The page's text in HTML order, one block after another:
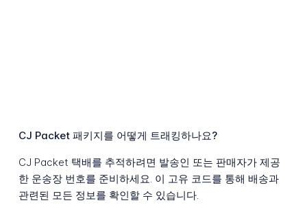
CJ Packet 패키지를 어떻게 트래킹하나요?
CJ Packet 택배를 추적하려면 발송인 또는 판매자가 제공
한 운송장 번호를 준비하세요. 이 고유 코드를 통해 배송과
관련된 모든 정보를 확인할 수 있습니다.